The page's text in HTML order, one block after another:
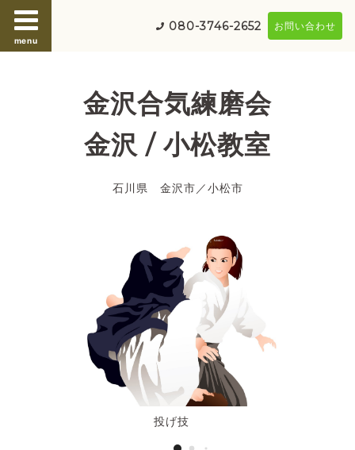
menu
080-3746-2652 お問い合わせ
金沢合気練磨会
金沢 / 小松教室
石川県 金沢市／小松市
投げ技